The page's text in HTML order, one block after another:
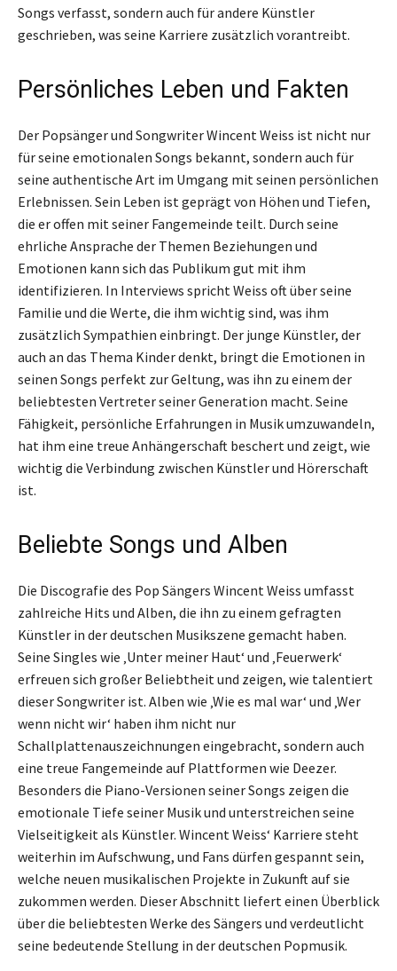
Songs verfasst, sondern auch für andere Künstler
geschrieben, was seine Karriere zusätzlich vorantreibt.
Persönliches Leben und Fakten
Der Popsänger und Songwriter Wincent Weiss ist nicht nur
für seine emotionalen Songs bekannt, sondern auch für
seine authentische Art im Umgang mit seinen persönlichen
Erlebnissen. Sein Leben ist geprägt von Höhen und Tiefen,
die er offen mit seiner Fangemeinde teilt. Durch seine
ehrliche Ansprache der Themen Beziehungen und
Emotionen kann sich das Publikum gut mit ihm
identifizieren. In Interviews spricht Weiss oft über seine
Familie und die Werte, die ihm wichtig sind, was ihm
zusätzlich Sympathien einbringt. Der junge Künstler, der
auch an das Thema Kinder denkt, bringt die Emotionen in
seinen Songs perfekt zur Geltung, was ihn zu einem der
beliebtesten Vertreter seiner Generation macht. Seine
Fähigkeit, persönliche Erfahrungen in Musik umzuwandeln,
hat ihm eine treue Anhängerschaft beschert und zeigt, wie
wichtig die Verbindung zwischen Künstler und Hörerschaft
ist.
Beliebte Songs und Alben
Die Discografie des Pop Sängers Wincent Weiss umfasst
zahlreiche Hits und Alben, die ihn zu einem gefragten
Künstler in der deutschen Musikszene gemacht haben.
Seine Singles wie ‚Unter meiner Haut‘ und ‚Feuerwerk‘
erfreuen sich großer Beliebtheit und zeigen, wie talentiert
dieser Songwriter ist. Alben wie ‚Wie es mal war‘ und ‚Wer
wenn nicht wir‘ haben ihm nicht nur
Schallplattenauszeichnungen eingebracht, sondern auch
eine treue Fangemeinde auf Plattformen wie Deezer.
Besonders die Piano-Versionen seiner Songs zeigen die
emotionale Tiefe seiner Musik und unterstreichen seine
Vielseitigkeit als Künstler. Wincent Weiss‘ Karriere steht
weiterhin im Aufschwung, und Fans dürfen gespannt sein,
welche neuen musikalischen Projekte in Zukunft auf sie
zukommen werden. Dieser Abschnitt liefert einen Überblick
über die beliebtesten Werke des Sängers und verdeutlicht
seine bedeutende Stellung in der deutschen Popmusik.